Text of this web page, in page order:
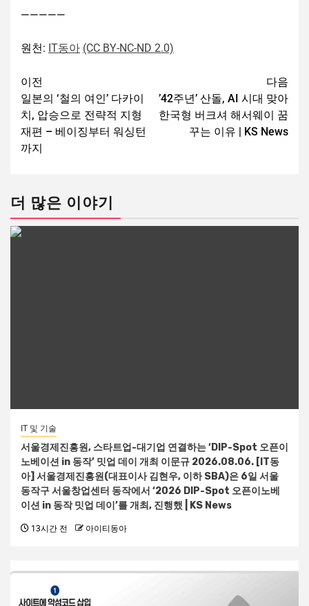
—————
원천: IT동아 (CC BY-NC-ND 2.0)
이전
일본의 ‘철의 여인’ 다카이
치, 압승으로 전략적 지형
재편 – 베이징부터 워싱턴
까지
다음
’42주년’ 산돌, AI 시대 맞아
한국형 버크셔 해서웨이 꿈
꾸는 이유 | KS News
더 많은 이야기
IT 및 기술
서울경제진흥원, 스타트업-대기업 연결하는 ‘DIP-Spot 오픈이
노베이션 in 동작’ 밋업 데이 개최 이문규 2026.08.06. [IT동
아] 서울경제진흥원(대표이사 김현우, 이하 SBA)은 6일 서울
동작구 서울창업센터 동작에서 ‘2026 DIP-Spot 오픈이노베
이션 in 동작 밋업 데이’를 개최, 진행했 | KS News
13시간 전 아이티동아